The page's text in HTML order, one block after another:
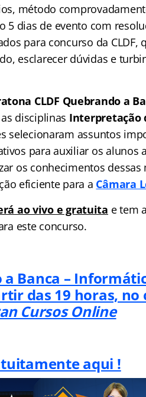
método
5 dias de evento com
para concurso da CLDF,
esclarecer dúvidas e
CLDF Quebrando a
disciplinas Interpretação
selecionaram assuntos
para auxiliar os alunos
os conhecimentos dessas
eficiente para a Câmara
ao vivo e gratuita e tem
este concurso.
Banca –
das 19 horas, no
Cursos Online
aqui !